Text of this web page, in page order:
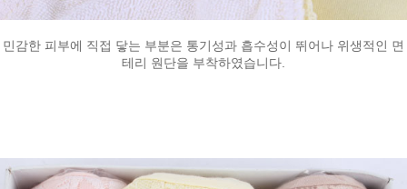
민감한 피부에 직접 닿는 부분은 통기성과 흡수성이 뛰어나 위생적인 면
테리 원단을 부착하였습니다.